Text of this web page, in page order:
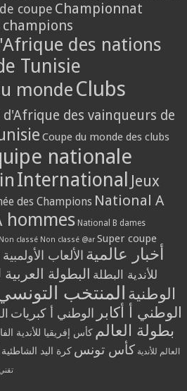
coupe Championnat
des nations
Tunisie
monde Clubs
d'Afrique des vainqueurs de
Coupe du monde des clubs
nationale
International Jeux
des Champions National A
hommes National B dames
Non classé Non classé @ar Super coupe
أخبار عالمية الألعاب الأولمبية
للأندية البطلة البطولة
الوطنية المنتخب
الوطني أ أكابر الوطني أ كبريات
بطولة العالم كأس إفريقيا للأندية
العالم للأندية كأس تونس كرة اليد الشاطئية